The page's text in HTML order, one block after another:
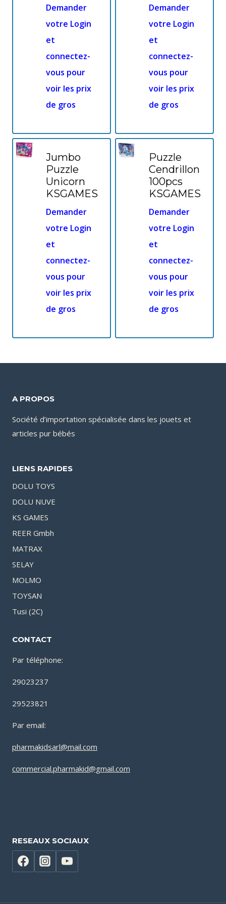
Demander
votre Login
et
connectez-
vous pour
voir les prix
de gros
Demander
votre Login
et
connectez-
vous pour
voir les prix
de gros
Jumbo
Puzzle
Unicorn
KSGAMES
Demander
votre Login
et
connectez-
vous pour
voir les prix
de gros
Puzzle
Cendrillon
100pcs
KSGAMES
Demander
votre Login
et
connectez-
vous pour
voir les prix
de gros
A PROPOS
Société d’importation spécialisée dans les jouets et
articles pur bébés
LIENS RAPIDES
DOLU TOYS
DOLU NUVE
KS GAMES
REER Gmbh
MATRAX
SELAY
MOLMO
TOYSAN
Tusi (2C)
CONTACT
Par téléphone:
29023237
29523821
Par email:
pharmakidsarl@mail.com
commercial.pharmakid@gmail.com
RESEAUX SOCIAUX